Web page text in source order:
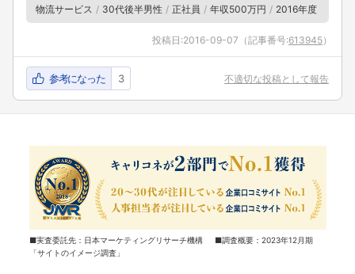
物流サービス 30代後半男性 正社員 年収500万円 2016年度
投稿日:2016-09-07 （記事番号:613945）
参考になった 3 不適切な投稿として報告
■実査委託先：日本マーケティングリサーチ機構 ■調査概要：2023年12月期
「サイトのイメージ調査」